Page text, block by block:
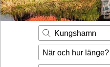
Se hur mycket du kan tjäna
Räkna ut din
hyresintäkt
Kungshamn
När och hur länge?